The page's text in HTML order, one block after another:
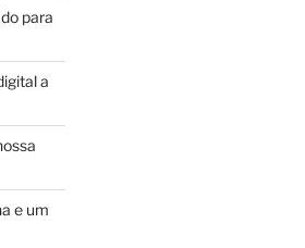
para
a
e um